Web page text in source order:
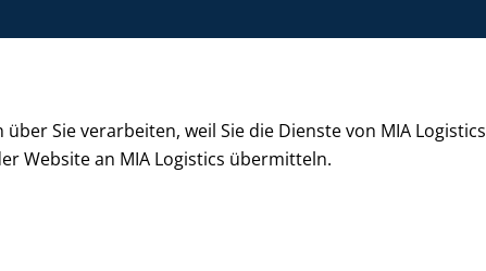
Sie verarbeiten, weil Sie die Dienste von MIA Logistics
Website an MIA Logistics übermitteln.